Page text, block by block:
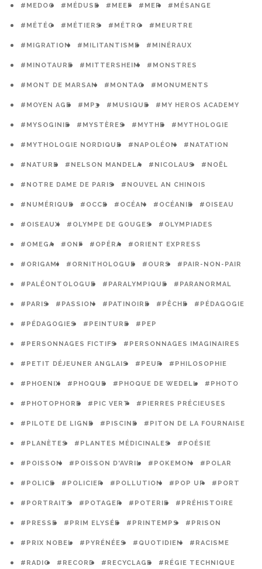
#MEDOC #MÉDUSE #MEEF #MER #MÉSANGE
#MÉTÉO #MÉTIERS #MÉTRO #MEURTRE
#MIGRATION #MILITANTISME #MINÉRAUX
#MINOTAURE #MITTERSHEIM #MONSTRES
#MONT DE MARSAN #MONTAG #MONUMENTS
#MOYEN AGE #MP3 #MUSIQUE #MY HEROS ACADEMY
#MYSOGINIE #MYSTÈRES #MYTHE #MYTHOLOGIE
#MYTHOLOGIE NORDIQUE #NAPOLÉON #NATATION
#NATURE #NELSON MANDELA #NICOLAUS #NOËL
#NOTRE DAME DE PARIS #NOUVEL AN CHINOIS
#NUMÉRIQUE #OCCE #OCÉAN #OCÉANIE #OISEAU
#OISEAUX #OLYMPE DE GOUGES #OLYMPIADES
#OMEGA #ONF #OPÉRA #ORIENT EXPRESS
#ORIGAMI #ORNITHOLOGUE #OURS #PAIR-NON-PAIR
#PALÉONTOLOGUE #PARALYMPIQUE #PARANORMAL
#PARIS #PASSION #PATINOIRE #PÊCHE #PÉDAGOGIE
#PÉDAGOGIES #PEINTURE #PEP
#PERSONNAGES FICTIFS #PERSONNAGES IMAGINAIRES
#PETIT DÉJEUNER ANGLAIS #PEUR #PHILOSOPHIE
#PHOENIX #PHOQUE #PHOQUE DE WEDELL #PHOTO
#PHOTOPHORE #PIC VERT #PIERRES PRÉCIEUSES
#PILOTE DE LIGNE #PISCINE #PITON DE LA FOURNAISE
#PLANÈTES #PLANTES MÉDICINALES #POÉSIE
#POISSON #POISSON D'AVRIL #POKEMON #POLAR
#POLICE #POLICIER #POLLUTION #POP UP #PORT
#PORTRAITS #POTAGER #POTERIE #PRÉHISTOIRE
#PRESSE #PRIM ELYSÉE #PRINTEMPS #PRISON
#PRIX NOBEL #PYRÉNÉES #QUOTIDIEN #RACISME
#RADIO #RECORD #RECYCLAGE #RÉGIE TECHNIQUE